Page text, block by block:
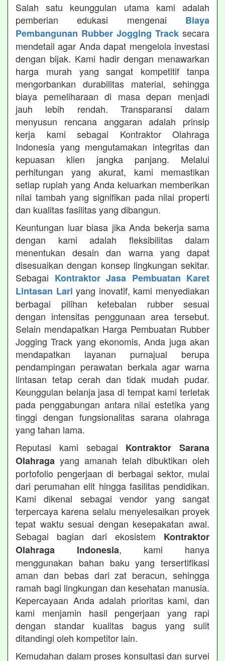
Salah satu keunggulan utama kami adalah
pemberian edukasi mengenai Biaya
Pembangunan Rubber Jogging Track secara
mendetail agar Anda dapat mengelola investasi
dengan bijak. Kami hadir dengan menawarkan
harga murah yang sangat kompetitif tanpa
mengorbankan durabilitas material, sehingga
biaya pemeliharaan di masa depan menjadi
jauh lebih rendah. Transparansi dalam
menyusun rencana anggaran adalah prinsip
kerja kami sebagai Kontraktor Olahraga
Indonesia yang mengutamakan integritas dan
kepuasan klien jangka panjang. Melalui
perhitungan yang akurat, kami memastikan
setiap rupiah yang Anda keluarkan memberikan
nilai tambah yang signifikan pada nilai properti
dan kualitas fasilitas yang dibangun.
Keuntungan luar biasa jika Anda bekerja sama
dengan kami adalah fleksibilitas dalam
menentukan desain dan warna yang dapat
disesuaikan dengan konsep lingkungan sekitar.
Sebagai Kontraktor Jasa Pembuatan Karet
Lintasan Lari yang inovatif, kami menyediakan
berbagai pilihan ketebalan rubber sesuai
dengan intensitas penggunaan area tersebut.
Selain mendapatkan Harga Pembuatan Rubber
Jogging Track yang ekonomis, Anda juga akan
mendapatkan layanan purnajual berupa
pendampingan perawatan berkala agar warna
lintasan tetap cerah dan tidak mudah pudar.
Keunggulan belanja jasa di tempat kami terletak
pada penggabungan antara nilai estetika yang
tinggi dengan fungsionalitas sarana olahraga
yang tahan lama.
Reputasi kami sebagai Kontraktor Sarana
Olahraga yang amanah telah dibuktikan oleh
portofolio pengerjaan di berbagai sektor, mulai
dari perumahan elit hingga fasilitas pendidikan.
Kami dikenal sebagai vendor yang sangat
terpercaya karena selalu menyelesaikan proyek
tepat waktu sesuai dengan kesepakatan awal.
Sebagai bagian dari ekosistem Kontraktor
Olahraga Indonesia, kami hanya
menggunakan bahan baku yang tersertifikasi
aman dan bebas dari zat beracun, sehingga
ramah bagi lingkungan dan kesehatan manusia.
Kepercayaan Anda adalah prioritas kami, dan
kami menjamin hasil pengerjaan yang rapi
dengan standar kualitas bagus yang sulit
ditandingi oleh kompetitor lain.
Kemudahan dalam proses konsultasi dan survei